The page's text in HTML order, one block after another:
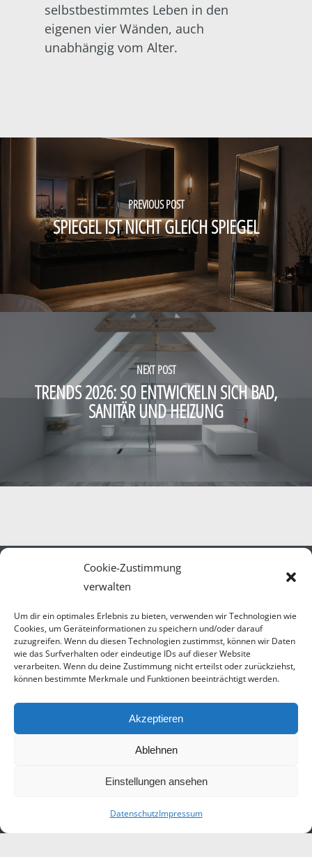
Cookie-Zustimmung
verwalten
Um dir ein optimales Erlebnis zu bieten, verwenden wir Technologien wie
Cookies, um Geräteinformationen zu speichern und/oder darauf
zuzugreifen. Wenn du diesen Technologien zustimmst, können wir Daten
wie das Surfverhalten oder eindeutige IDs auf dieser Website
verarbeiten. Wenn du deine Zustimmung nicht erteilst oder zurückziehst,
können bestimmte Merkmale und Funktionen beeinträchtigt werden.
Akzeptieren
Ablehnen
Einstellungen ansehen
DatenschutzImpressum
selbstbestimmtes Leben in den
eigenen vier Wänden, auch
unabhängig vom Alter.
PREVIOUS POST
SPIEGEL IST NICHT GLEICH SPIEGEL
NEXT POST
TRENDS 2026: SO ENTWICKELN SICH BAD,
SANITÄR UND HEIZUNG
Öffnungszeiten
Mo.-Fr. 07.30-17.00 Uhr
Sa. 09.00-14.00 Uhr
Kontakt / Newsletter
Presse/Auszeichnungen